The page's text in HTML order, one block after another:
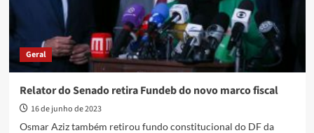
Geral
Relator do Senado retira Fundeb do novo marco fiscal
16 de junho de 2023
Osmar Aziz também retirou fundo constitucional do DF da